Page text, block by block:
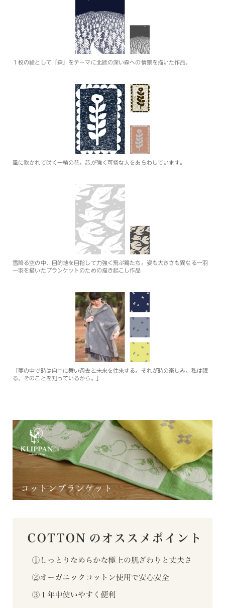
１枚の絵として「森」をテーマに北欧の深い森への情景を描いた作品。
風に吹かれて咲く一輪の花。芯が強く可憐な人をあらわしています。
雪降る空の中、目的地を目指して力強く飛ぶ鶏たち。姿も大きさも異なる一羽
一羽を描いたブランケットのための描き起こし作品
「夢の中で時は自由に舞い過去と未来を往来する。それが時の楽しみ。私は眠
る。そのことを知っているから。」